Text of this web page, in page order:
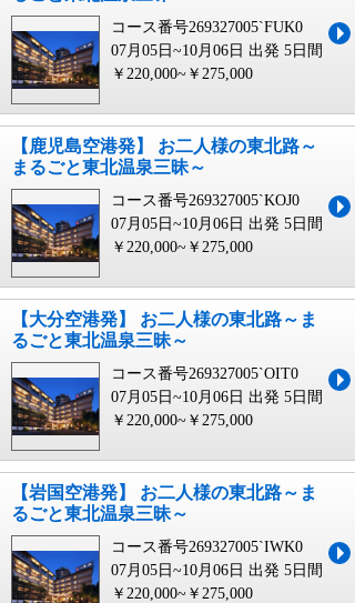
コース番号269327005`FUK0
07月05日~10月06日 出発 5日間
￥220,000~￥275,000
【鹿児島空港発】 お二人様の東北路～
まるごと東北温泉三昧～
コース番号269327005`KOJ0
07月05日~10月06日 出発 5日間
￥220,000~￥275,000
【大分空港発】 お二人様の東北路～ま
るごと東北温泉三昧～
コース番号269327005`OIT0
07月05日~10月06日 出発 5日間
￥220,000~￥275,000
【岩国空港発】 お二人様の東北路～ま
るごと東北温泉三昧～
コース番号269327005`IWK0
07月05日~10月06日 出発 5日間
￥220,000~￥275,000